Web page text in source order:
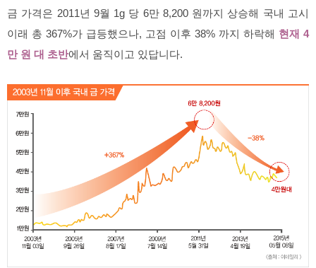
금 가격은 2011년 9월 1g 당 6만 8,200 원까지 상승해 국내 고시
이래 총 367%가 급등했으나, 고점 이후 38% 까지 하락해 현재 4
만 원 대 초반에서 움직이고 있답니다.